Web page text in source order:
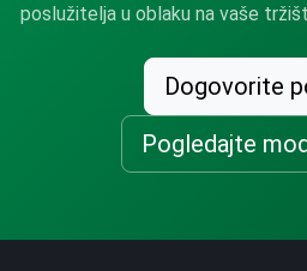
poslužitelja u oblaku na vaše
Dogovorite
Pogledajte